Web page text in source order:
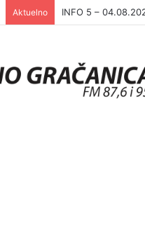
Aktuelno INFO 5 –